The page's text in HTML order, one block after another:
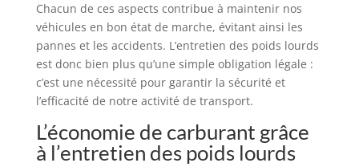
Chacun de ces aspects contribue à maintenir nos
véhicules en bon état de marche, évitant ainsi les
pannes et les accidents. L’entretien des poids lourds
est donc bien plus qu’une simple obligation légale :
c’est une nécessité pour garantir la sécurité et
l’efficacité de notre activité de transport.
L’économie de carburant grâce
à l’entretien des poids lourds